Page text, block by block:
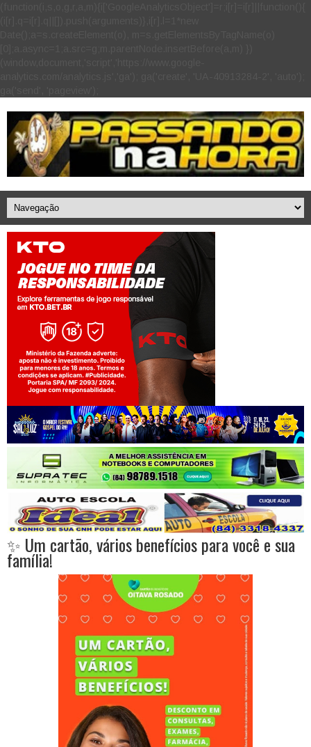
Jogue com responsabilidade. 18+
✨ Um cartão, vários benefícios para você e sua
família!